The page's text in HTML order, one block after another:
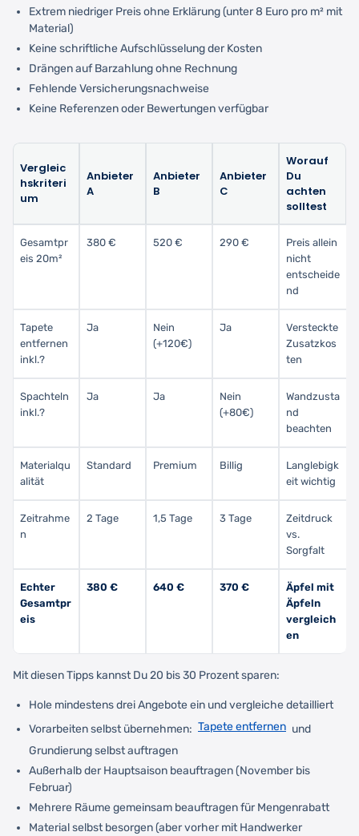
Extrem niedriger Preis ohne Erklärung (unter 8 Euro pro m² mit
Material)
Keine schriftliche Aufschlüsselung der Kosten
Drängen auf Barzahlung ohne Rechnung
Fehlende Versicherungsnachweise
Keine Referenzen oder Bewertungen verfügbar
Vergleic
hskriteri
um
Anbieter
A
Anbieter
B
Anbieter
C
Worauf
Du
achten
solltest
Gesamtpr
eis 20m²
380 € 520 € 290 €
Preis allein
nicht
entscheide
nd
Tapete
entfernen
inkl.?
Ja
Nein
(+120€)
Ja
Versteckte
Zusatzkos
ten
Spachteln
inkl.?
Ja Ja
Nein
(+80€)
Wandzusta
nd
beachten
Materialqu
alität
Standard Premium Billig
Langlebigk
eit wichtig
Zeitrahme
n
2 Tage 1,5 Tage 3 Tage
Zeitdruck
vs.
Sorgfalt
Echter
Gesamtpr
eis
380 € 640 € 370 €
Äpfel mit
Äpfeln
vergleich
en
Mit diesen Tipps kannst Du 20 bis 30 Prozent sparen:
Hole mindestens drei Angebote ein und vergleiche detailliert
Vorarbeiten selbst übernehmen: Tapete entfernen und
Grundierung selbst auftragen
Außerhalb der Hauptsaison beauftragen (November bis
Februar)
Mehrere Räume gemeinsam beauftragen für Mengenrabatt
Material selbst besorgen (aber vorher mit Handwerker